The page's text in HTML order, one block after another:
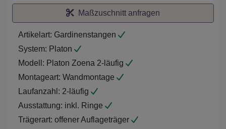
Maßzuschnitt anfragen
Artikelart: Gardinenstangen
System: Platon
Modell: Platon Zoena 2-läufig
Montageart: Wandmontage
Laufanzahl: 2-läufig
Ausstattung: inkl. Ringe
Trägerart: offener Auflageträger